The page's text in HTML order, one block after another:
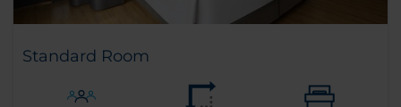
Standard Room